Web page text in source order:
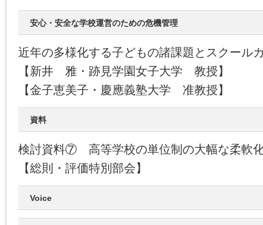
安心・安全な学校運営のための危機管理
近年の多様化する子どもの諸課題とスクール
【新井 雅・跡見学園女子大学 教授】
【金子恵美子・慶應義塾大学 准教授】
資料
検討資料⑦ 高等学校の単位制の大幅な柔軟
【総則・評価特別部会】
Voice